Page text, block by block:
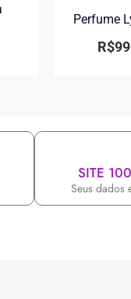
Perfume
R$
SITE
Seus dados